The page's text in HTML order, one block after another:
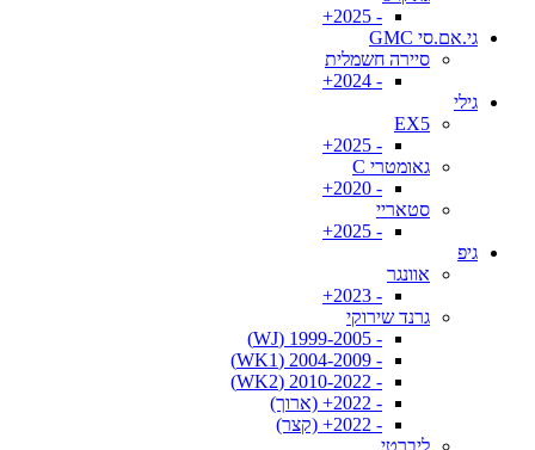
- 2025+
גי.אם.סי GMC
סיירה חשמלית
- 2024+
גילי
EX5
- 2025+
גאומטרי C
- 2020+
סטאריי
- 2025+
גיפ
אוונגר
- 2023+
גרנד שירוקי
- 1999-2005 (WJ)
- 2004-2009 (WK1)
- 2010-2022 (WK2)
- 2022+ (ארוך)
- 2022+ (קצר)
ליברטי